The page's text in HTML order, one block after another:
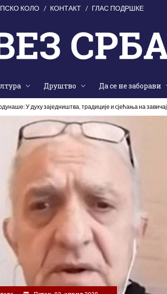
КОЛО КОНТАКТ ГЛАС ПОДРШКЕ
Друштво Да се не заборави
У духу заједништва, традиције и сјећања на завичај